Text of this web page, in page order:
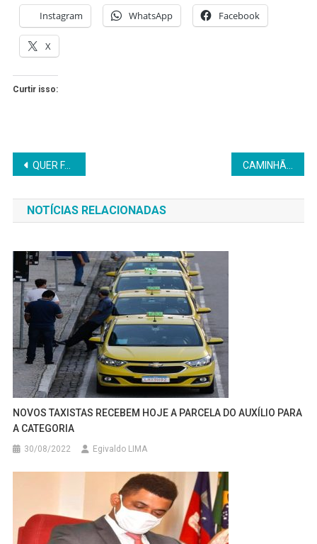
Instagram WhatsApp Facebook
X
Curtir isso:
Navegação
de
Post
QUER FAZER O ENSINO MÉDIO A DISTÂNCIA? ENTÃO SAIBA COMO É POSSÍVEL
NOTÍCIAS RELACIONADAS
NOVOS TAXISTAS RECEBEM HOJE A PARCELA DO AUXÍLIO PARA
A CATEGORIA
30/08/2022 Egivaldo LIMA